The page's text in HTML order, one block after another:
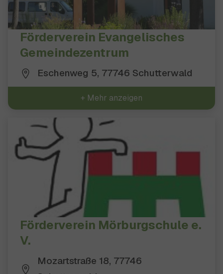
Förderverein Evangelisches
Gemeindezentrum
Eschenweg 5, 77746 Schutterwald
+ Mehr anzeigen
Förderverein Mörburgschule e.
V.
Mozartstraße 18, 77746